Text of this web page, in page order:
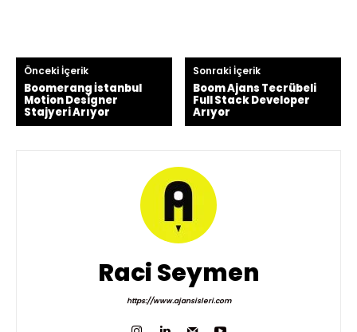
Önceki İçerik
Boomerang İstanbul
Motion Designer
Stajyeri Arıyor
Sonraki İçerik
Boom Ajans Tecrübeli
Full Stack Developer
Arıyor
Raci Seymen
https://www.ajansisleri.com